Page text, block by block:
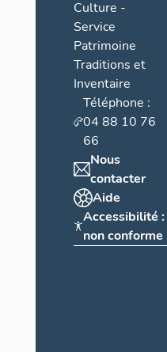
Culture -
Service
Patrimoine
Traditions et
Inventaire
Téléphone :
04 88 10 76
66
Nous
contacter
Aide
Accessibilité :
non conforme